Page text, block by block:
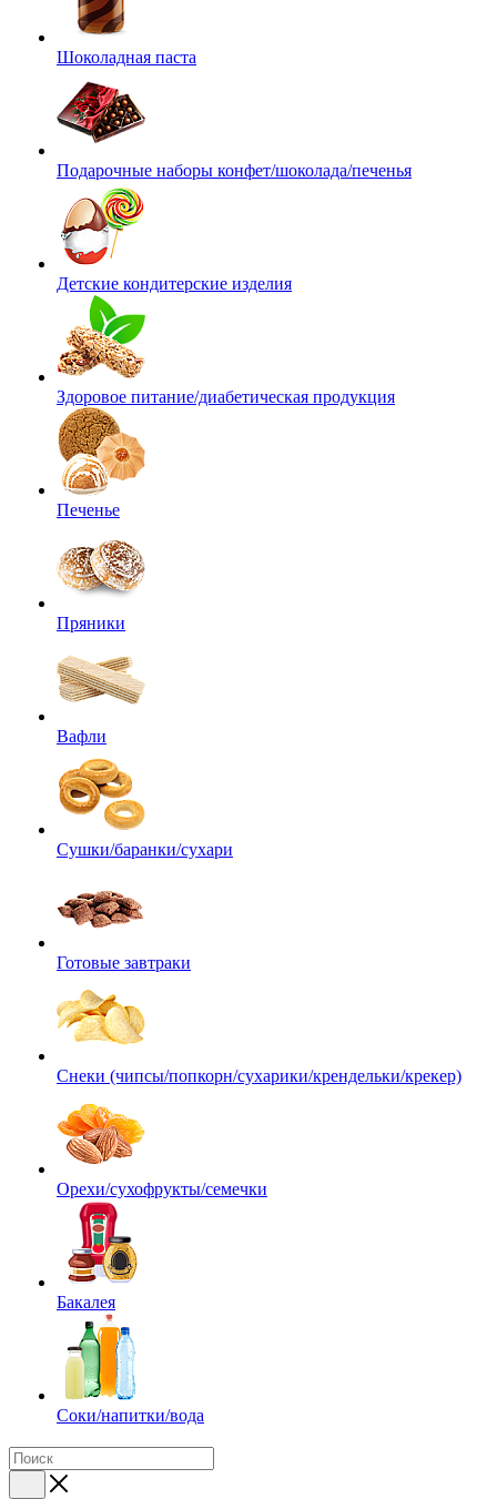
Шоколадная паста
Подарочные наборы конфет/шоколада/печенья
Детские кондитерские изделия
Здоровое питание/диабетическая продукция
Печенье
Пряники
Вафли
Сушки/баранки/сухари
Готовые завтраки
Снеки (чипсы/попкорн/сухарики/крендельки/крекер)
Орехи/сухофрукты/семечки
Бакалея
Соки/напитки/вода